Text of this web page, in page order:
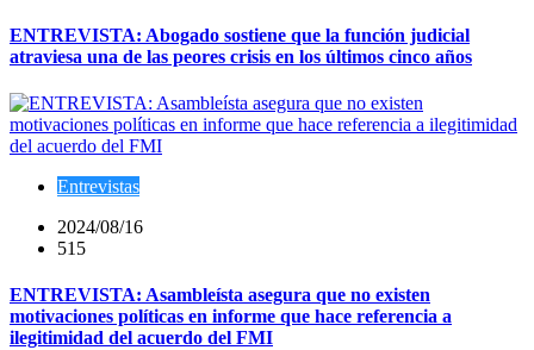
ENTREVISTA: Abogado sostiene que la función judicial
atraviesa una de las peores crisis en los últimos cinco años
Entrevistas
2024/08/16
515
ENTREVISTA: Asambleísta asegura que no existen
motivaciones políticas en informe que hace referencia a
ilegitimidad del acuerdo del FMI